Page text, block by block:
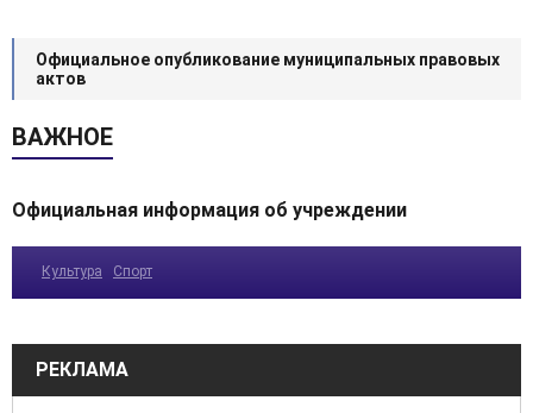
Официальное опубликование муниципальных правовых
актов
ВАЖНОЕ
Официальная информация об учреждении
Культура Спорт
РЕКЛАМА